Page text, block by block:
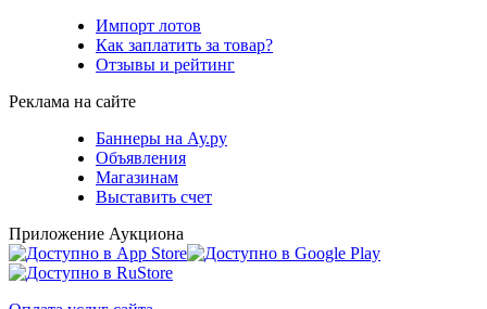
Импорт лотов
Как заплатить за товар?
Отзывы и рейтинг
Реклама на сайте
Баннеры на Ау.ру
Объявления
Магазинам
Выставить счет
Приложение Аукциона